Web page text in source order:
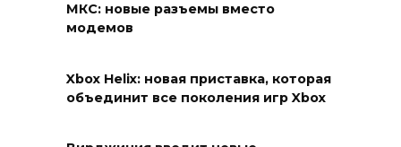
МКС: новые разъемы вместо
модемов
Xbox Helix: новая приставка, которая
объединит все поколения игр Xbox